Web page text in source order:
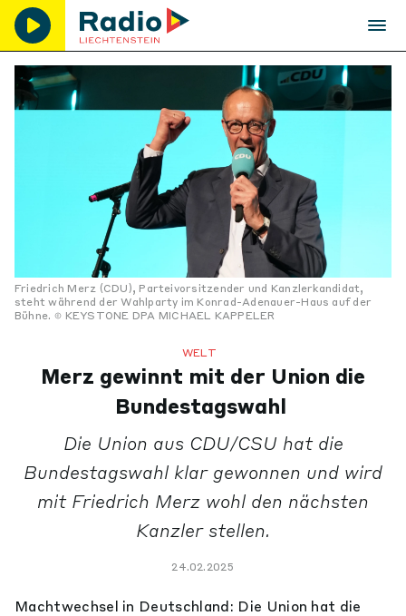
Friedrich Merz (CDU), Parteivorsitzender und Kanzlerkandidat,
steht während der Wahlparty im Konrad-Adenauer-Haus auf der
Bühne.
KEYSTONE DPA MICHAEL KAPPELER
WELT
Merz gewinnt mit der Union die
Bundestagswahl
Die Union aus CDU/CSU hat die
Bundestagswahl klar gewonnen und wird
mit Friedrich Merz wohl den nächsten
Kanzler stellen.
24.02.2025
Machtwechsel in Deutschland: Die Union hat die